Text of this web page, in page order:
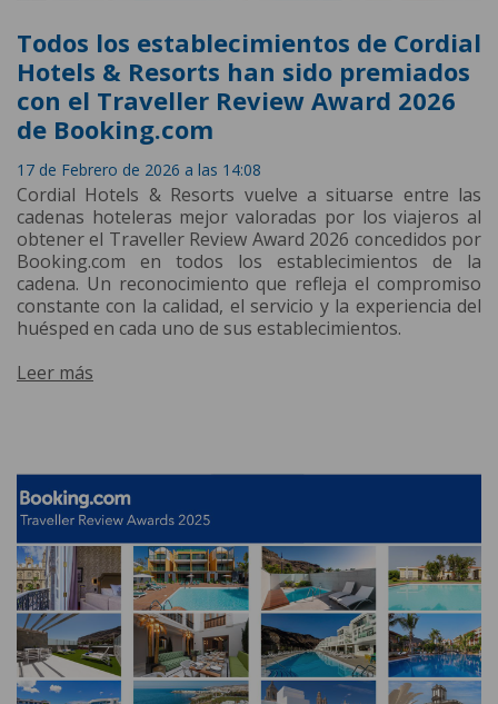
Todos los establecimientos de Cordial
Hotels & Resorts han sido premiados
con el Traveller Review Award 2026
de Booking.com
17 de Febrero de 2026 a las 14:08
Cordial Hotels & Resorts vuelve a situarse entre las
cadenas hoteleras mejor valoradas por los viajeros al
obtener el Traveller Review Award 2026 concedidos por
Booking.com en todos los establecimientos de la
cadena. Un reconocimiento que refleja el compromiso
constante con la calidad, el servicio y la experiencia del
huésped en cada uno de sus establecimientos.
Leer más